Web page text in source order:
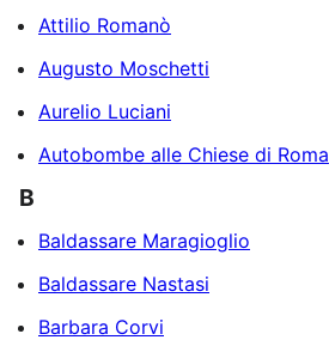
Attilio Romanò
Augusto Moschetti
Aurelio Luciani
Autobombe alle Chiese di Roma
B
Baldassare Maragioglio
Baldassare Nastasi
Barbara Corvi